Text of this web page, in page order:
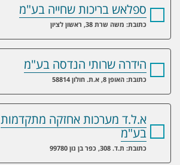
ספלאש בריכות שחייה בע"מ
כתובת: משה שרת 38, ראשון לציון
הידרה שרותי הנדסה בע"מ
כתובת: האופן 8, א.ת. חולון 58814
א.ל.ד מערכות אחזקה מתקדמות
בע"מ
כתובת: ת.ד. 308, כפר בן נון 99780